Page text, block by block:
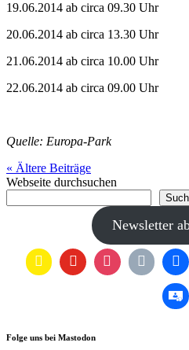
19.06.2014 ab circa 09.30 Uhr
20.06.2014 ab circa 13.30 Uhr
21.06.2014 ab circa 10.00 Uhr
22.06.2014 ab circa 09.00 Uhr
Quelle: Europa-Park
« Ältere Beiträge
Webseite durchsuchen
Newsletter
Folge uns bei Mastodon